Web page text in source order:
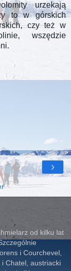
urzekają
to w górskich
czy też w
wszędzie
›
od kilku lat
i Courchevel,
Chatel, austriacki